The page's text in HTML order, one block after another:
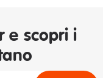
e scopri i